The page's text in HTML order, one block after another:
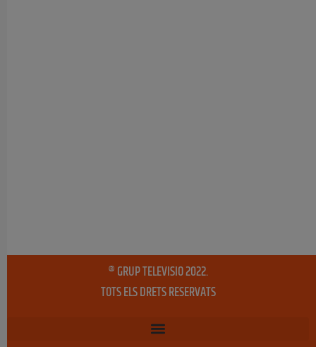
® GRUP TELEVISIO 2022.
TOTS ELS DRETS RESERVATS